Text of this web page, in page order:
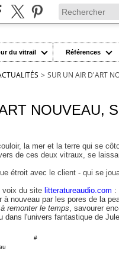
du vitrail Références
> SUR UN AIR D'ART
NOUVEAU,
la mer et la terre qui se
de ces deux vitraux, se
étroit avec le client - qui se
voix du site litteratureaudio.com :
à nouveau par les pores de la
remonter le temps, savourer
dans l'univers fantastique de
#